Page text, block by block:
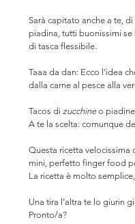
Sarà capitato anche a te,
piadina, tutti buonissimi se
di tasca flessibile.⠀
Taaa da dan: Ecco l’idea
dalla carne al pesce alla
Tacos di zucchine o piadine
A te la scelta: comunque
Questa ricetta velocissima
mini, perfetto finger food
La ricetta è molto
Una tira l’altra te lo giurin
Pronto/a?